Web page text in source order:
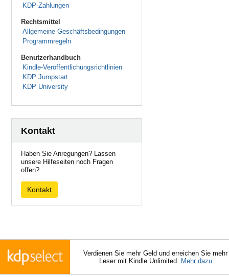
KDP-Zahlungen
Rechtsmittel
Allgemeine Geschäftsbedingungen
Programmregeln
Benutzerhandbuch
Kindle-Veröffentlichungsrichtlinien
KDP Jumpstart
KDP University
Kontakt
Haben Sie Anregungen? Lassen
unsere Hilfeseiten noch Fragen
offen?
Kontakt
Verdienen Sie mehr Geld und erreichen Sie mehr
Leser mit Kindle Unlimited. Mehr dazu